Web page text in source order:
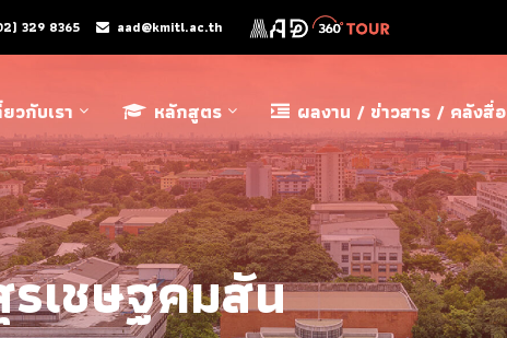
329 8365 aad@kmitl.ac.th
วกับเรา หลักสูตร ผลงาน / ข่าวสาร / คลังสื่อ
เชษฐคมสัน